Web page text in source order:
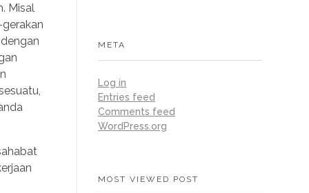
Misal
META
Log in
Entries feed
Comments feed
WordPress.org
MOST VIEWED POST